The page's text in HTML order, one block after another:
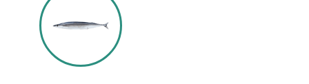
生活用品，是埔里人的驕傲。究竟埔里鎮
栽培茭白筍的祕訣是什麼？茭白筍還可以
做成什麼？答案就在「在地特色小教
室」。[註01]